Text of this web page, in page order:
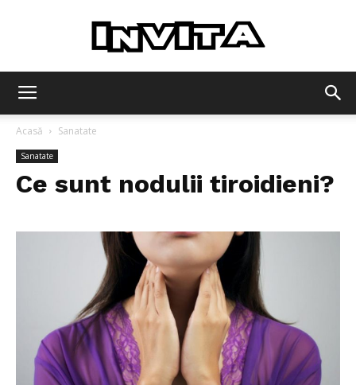
Acasă Sanatate
Sanatate
Ce sunt nodulii tiroidieni?